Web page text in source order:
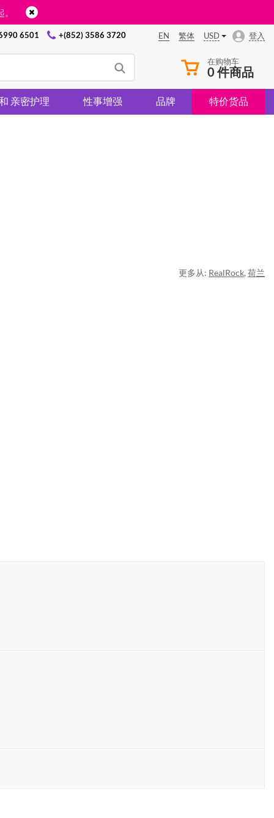
。
6501 +(852) 3586 3720 EN 繁体 USD 登入
在购物车
0 件商品
亲密护理 性事增强 品牌 特价货品
更多从: RealRock, 荷兰